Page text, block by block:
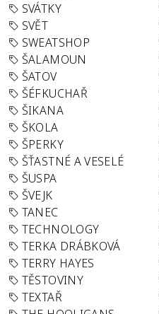
SVÁTKY
SVĚT
SWEATSHOP
ŠALAMOUN
ŠATOV
ŠÉFKUCHAŘ
ŠIKANA
ŠKOLA
ŠPERKY
ŠŤASTNÉ A VESELÉ
ŠUSPA
ŠVEJK
TANEC
TECHNOLOGY
TERKA DRÁBKOVÁ
TERRY HAYES
TĚSTOVINY
TEXTAŘ